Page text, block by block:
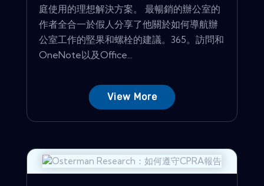
庭使用的理想解決方案。 最暢銷的辦公室的
作者全合一於假人分享了他關於如何導航辦
公室工作的堅果和螺栓的建議。365。訪問和
OneNote以及Office...
View More